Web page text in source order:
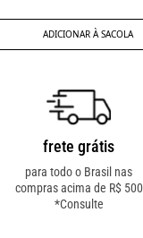
ADICIONAR À SACOLA
frete grátis
para todo o Brasil nas
compras acima de R$ 500
*Consulte